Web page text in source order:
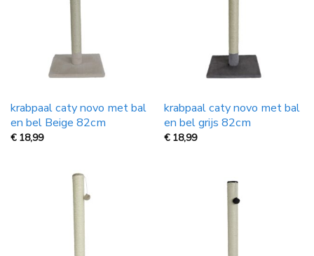
krabpaal caty novo met bal
en bel Beige 82cm
€ 18,99
krabpaal caty novo met bal
en bel grijs 82cm
€ 18,99